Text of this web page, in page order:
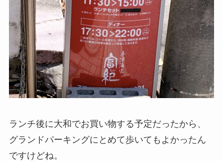
ランチ後に大和でお買い物する予定だったから、
グランドパーキングにとめて歩いてもよかったん
ですけどね。